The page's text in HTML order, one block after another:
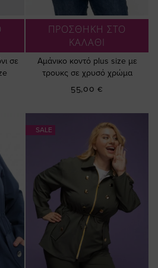
σε
ΠΡΟΣΘΗΚΗ ΣΤΟ
ΚΑΛΑΘΙ
Αμάνικο κοντό plus size με
τρουκς σε χρυσό χρώμα
55,00 €
SALE